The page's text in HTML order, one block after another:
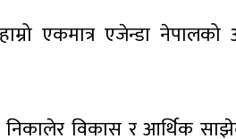
एकमात्र एजेन्डा नेपालको
विकास र आर्थिक